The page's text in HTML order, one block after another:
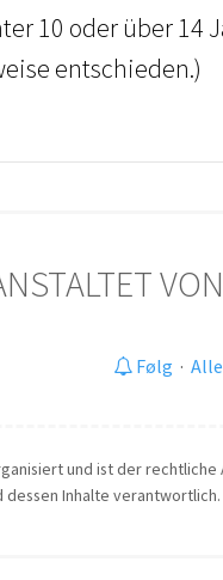
10 oder über 14
entschieden.)
VON
Følg ·
und ist der rechtliche
dessen Inhalte verantwortlich.